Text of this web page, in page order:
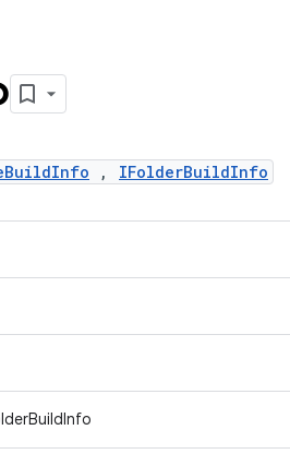
, IFolderBuildInfo